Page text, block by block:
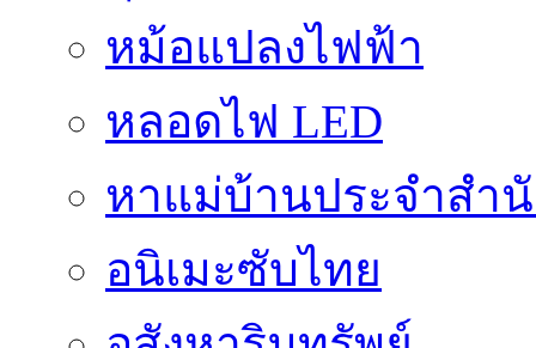
หม้อแปลงไฟฟ้า
หลอดไฟ LED
หาแม่บ้านประจำสำ
อนิเมะซับไทย